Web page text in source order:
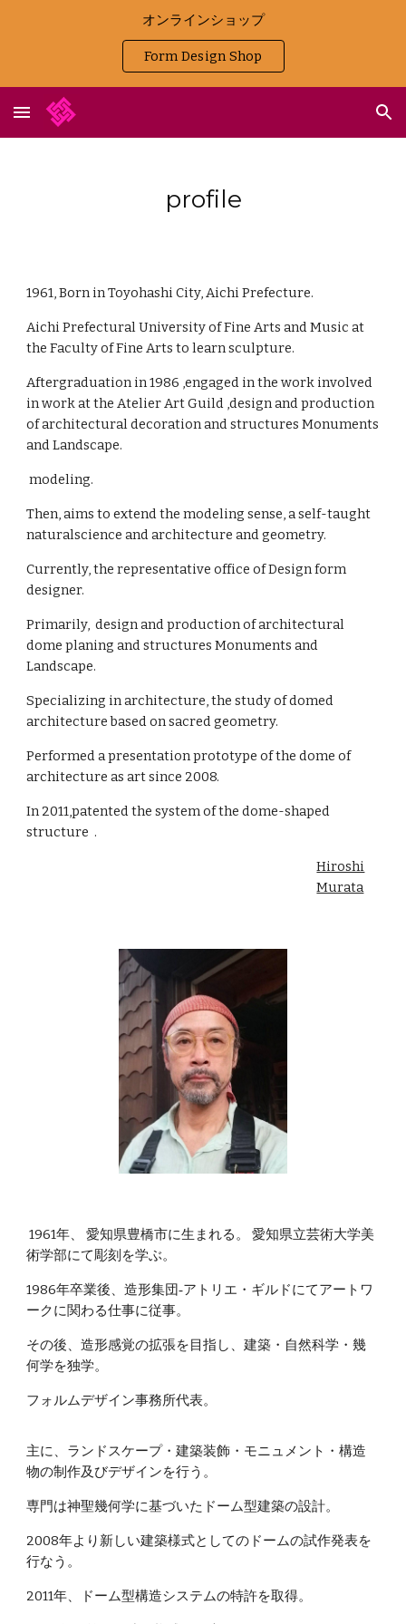
オンラインショップ
Form Design Shop
profile
1961, Born in Toyohashi City, Aichi Prefecture.
Aichi Prefectural University of Fine Arts and Music at
the Faculty of Fine Arts to learn sculpture.
Aftergraduation in 1986 ,engaged in the work involved
in work at the Atelier Art Guild ,design and production
of architectural decoration and structures Monuments
and Landscape.
modeling.
Then, aims to extend the modeling sense, a self-taught
naturalscience and architecture and geometry.
Currently, the representative office of Design form
designer.
Primarily, design and production of architectural
dome planing and structures Monuments and
Landscape.
Specializing in architecture, the study of domed
architecture based on sacred geometry.
Performed a presentation prototype of the dome of
architecture as art since 2008.
In 2011,patented the system of the dome-shaped
structure .
Hiroshi
Murata
1961年、 愛知県豊橋市に生まれる。 愛知県立芸術大学美
術学部にて彫刻を学ぶ。
1986年卒業後、造形集団‐アトリエ・ギルドにてアートワ
ークに関わる仕事に従事。
その後、造形感覚の拡張を目指し、建築・自然科学・幾
何学を独学。
フォルムデザイン事務所代表。
主に、ランドスケープ・建築装飾・モニュメント・構造
物の制作及びデザインを行う。
専門は神聖幾何学に基づいたドーム型建築の設計。
2008年より新しい建築様式としてのドームの試作発表を
行なう。
2011年、ドーム型構造システムの特許を取得。